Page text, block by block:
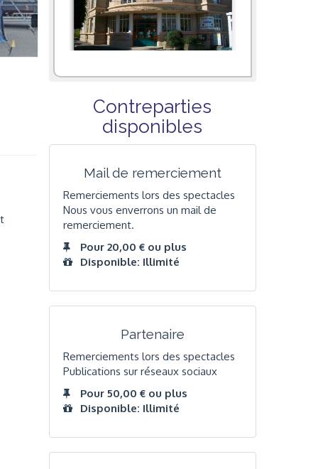
Contreparties
disponibles
Mail de remerciement
Remerciements lors des spectacles
Nous vous enverrons un mail de
remerciement.
Pour 20,00 € ou plus
Disponible: Illimité
Partenaire
Remerciements lors des spectacles
Publications sur réseaux sociaux
Pour 50,00 € ou plus
Disponible: Illimité